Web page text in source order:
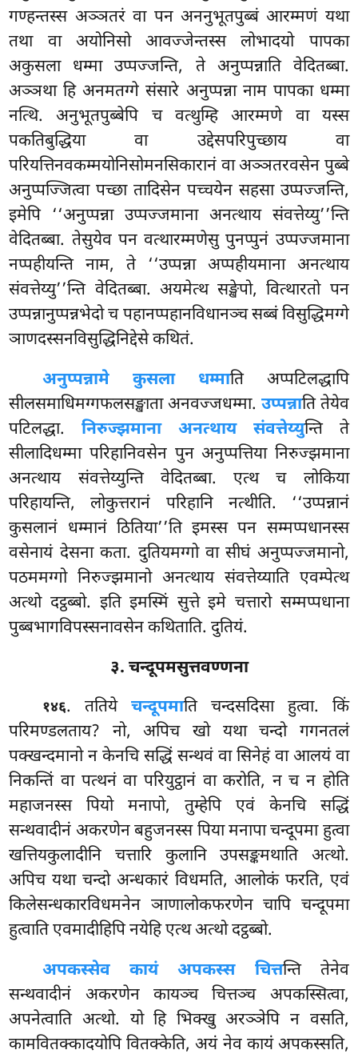
गण्हन्तस्स अञ्ञतरं वा पन अननुभूतपुब्बं आरम्मणं यथा
तथा वा अयोनिसो आवज्जेन्तस्स लोभादयो पापका
अकुसला धम्मा उप्पज्जन्ति, ते अनुप्पन्नाति वेदितब्बा.
अञ्ञथा हि अनमतग्गे संसारे अनुप्पन्ना नाम पापका धम्मा
नत्थि. अनुभूतपुब्बेपि च वत्थुम्हि आरम्मणे वा यस्स
पकतिबुद्धिया वा उद्देसपरिपुच्छाय वा
परियत्तिनवकम्मयोनिसोमनसिकारानं वा अञ्ञतरवसेन पुब्बे
अनुप्पज्जित्वा पच्छा तादिसेन पच्चयेन सहसा उप्पज्जन्ति,
इमेपि ‘‘अनुप्पन्ना उप्पज्जमाना अनत्थाय संवत्तेय्यु’’न्ति
वेदितब्बा. तेसुयेव पन वत्थारम्मणेसु पुनप्पुनं उप्पज्जमाना
नप्पहीयन्ति नाम, ते ‘‘उप्पन्ना अप्पहीयमाना अनत्थाय
संवत्तेय्यु’’न्ति वेदितब्बा. अयमेत्थ सङ्खेपो, वित्थारतो पन
उप्पन्नानुप्पन्नभेदो च पहानप्पहानविधानञ्च सब्बं विसुद्धिमग्गे
ञाणदस्सनविसुद्धिनिद्देसे कथितं.
अनुप्पन्नामे कुसला धम्माति अप्पटिलद्धापि
सीलसमाधिमग्गफलसङ्खाता अनवज्जधम्मा. उप्पन्नाति तेयेव
पटिलद्धा.निरुज्झमाना अनत्थाय संवत्तेय्युन्ति ते
सीलादिधम्मा परिहानिवसेन पुन अनुप्पत्तिया निरुज्झमाना
अनत्थाय संवत्तेय्युन्ति वेदितब्बा. एत्थ च लोकिया
परिहायन्ति, लोकुत्तरानं परिहानि नत्थीति. ‘‘उप्पन्नानं
कुसलानं धम्मानं ठितिया’’ति इमस्सपन सम्मप्पधानस्स
वसेनायं देसना कता. दुतियमग्गो वा सीघं अनुप्पज्जमानो,
पठममग्गो निरुज्झमानो अनत्थाय संवत्तेय्याति एवम्पेत्थ
अत्थो दट्ठब्बो. इति इमस्मिं सुत्ते इमे चत्तारो सम्मप्पधाना
पुब्बभागविपस्सनावसेन कथिताति. दुतियं.
३. चन्दूपमसुत्तवण्णना
१४६. ततिये चन्दूपमाति चन्दसदिसा हुत्वा. किं
परिमण्डलताय? नो, अपिच खो यथा चन्दो गगनतलं
पक्खन्दमानो न केनचि सद्धिं सन्थवं वा सिनेहं वा आलयं वा
निकन्तिं वा पत्थनं वा परियुट्ठानं वा करोति, न च न होति
महाजनस्स पियो मनापो, तुम्हेपि एवं केनचि सद्धिं
सन्थवादीनं अकरणेन बहुजनस्स पिया मनापा चन्दूपमा हुत्वा
खत्तियकुलादीनि चत्तारि कुलानि उपसङ्कमथाति अत्थो.
अपिच यथा चन्दो अन्धकारं विधमति, आलोकं फरति, एवं
किलेसन्धकारविधमनेन ञाणालोकफरणेन चापि चन्दूपमा
हुत्वाति एवमादीहिपि नयेहि एत्थ अत्थो दट्ठब्बो.
अपकस्सेव कायं अपकस्स चित्तन्ति तेनेव
सन्थवादीनं अकरणेन कायञ्च चित्तञ्च अपकस्सित्वा,
अपनेत्वाति अत्थो. यो हि भिक्खु अरञ्ञेपि न वसति,
कामवितक्कादयोपि वितक्केति, अयं नेव कायं अपकस्सति,